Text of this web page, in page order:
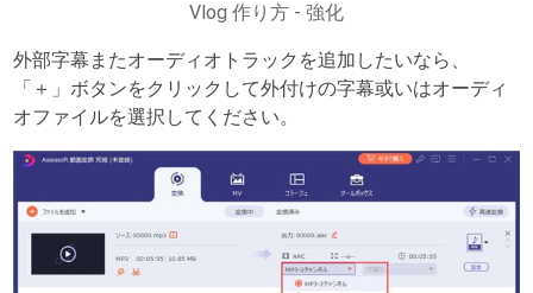
Vlog 作り方 - 強化
外部字幕またオーディオトラックを追加したいなら、
「＋」ボタンをクリックして外付けの字幕或いはオーディ
オファイルを選択してください。